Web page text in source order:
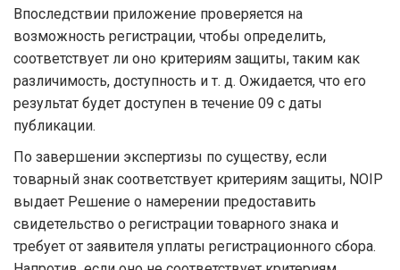
Впоследствии приложение проверяется на
возможность регистрации, чтобы определить,
соответствует ли оно критериям защиты, таким как
различимость, доступность и т. д. Ожидается, что его
результат будет доступен в течение 09 с даты
публикации.
По завершении экспертизы по существу, если
товарный знак соответствует критериям защиты, NOIP
выдает Решение о намерении предоставить
свидетельство о регистрации товарного знака и
требует от заявителя уплаты регистрационного сбора.